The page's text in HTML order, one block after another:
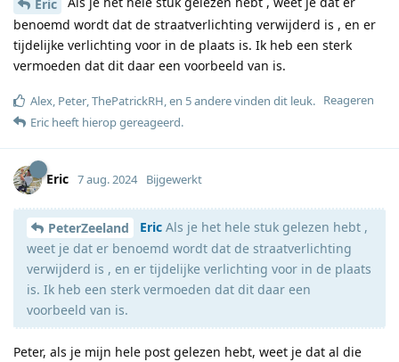
Eric
benoemd wordt dat de straatverlichting verwijderd is , en er
tijdelijke verlichting voor in de plaats is. Ik heb een sterk
vermoeden dat dit daar een voorbeeld van is.
Reageren
Alex, Peter,ThePatrickRH, en 5anderevinden dit leuk.
Eric heeft hierop gereageerd.
Eric 7 aug. 2024 Bijgewerkt
PeterZeeland Eric Als je het hele stuk gelezen hebt ,
weet je dat er benoemd wordt dat de straatverlichting
verwijderd is , en er tijdelijke verlichting voor in de plaats
is. Ik heb een sterk vermoeden dat dit daar een
voorbeeld van is.
Peter, als je mijn hele post gelezen hebt, weet je dat al die